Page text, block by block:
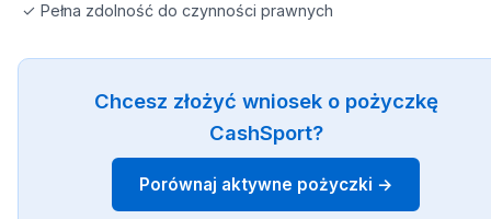
✓ Pełna zdolność do czynności prawnych
Chcesz złożyć wniosek o pożyczkę
CashSport?
Porównaj aktywne pożyczki →